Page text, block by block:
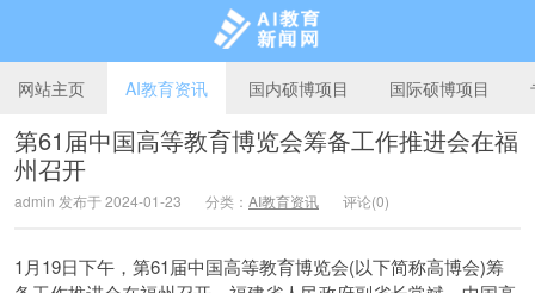
网站主页 AI教育资讯 国内硕博项目 国际硕博项目
第61届中国高等教育博览会筹备工作推进会在福
州召开
admin 发布于 2024-01-23 分类： AI教育资讯 评论(0)
1月19日下午，第61届中国高等教育博览会(以下简称高博会)筹